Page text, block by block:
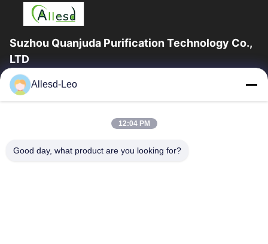
Suzhou Quanjuda Purification Technology Co.,
LTD
16years ervaring, als belangrijke fabrikant en exporteur van
ESD & Cleanroom producten, bieden wij een volledige lijn van
Huis
Producten
Allesd-Leo
12:04 PM
Good day, what product are you looking for?